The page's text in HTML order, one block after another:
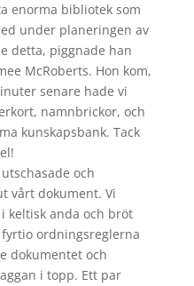
enorma bibliotek som
under planeringen av
detta, piggnade han
McRoberts. Hon kom,
senare hade vi
namnbrickor, och
kunskapsbank. Tack
och
vårt dokument. Vi
keltisk anda och bröt
ordningsreglerna
dokumentet och
i topp. Ett par